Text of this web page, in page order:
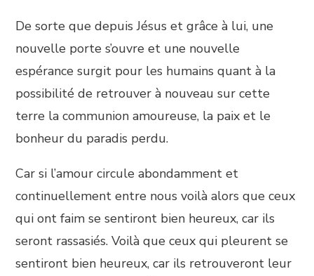
De sorte que depuis Jésus et grâce à lui, une
nouvelle porte s’ouvre et une nouvelle
espérance surgit pour les humains quant à la
possibilité de retrouver à nouveau sur cette
terre la communion amoureuse, la paix et le
bonheur du paradis perdu.
Car si l’amour circule abondamment et
continuellement entre nous voilà alors que ceux
qui ont faim se sentiront bien heureux, car ils
seront rassasiés. Voilà que ceux qui pleurent se
sentiront bien heureux, car ils retrouveront leur